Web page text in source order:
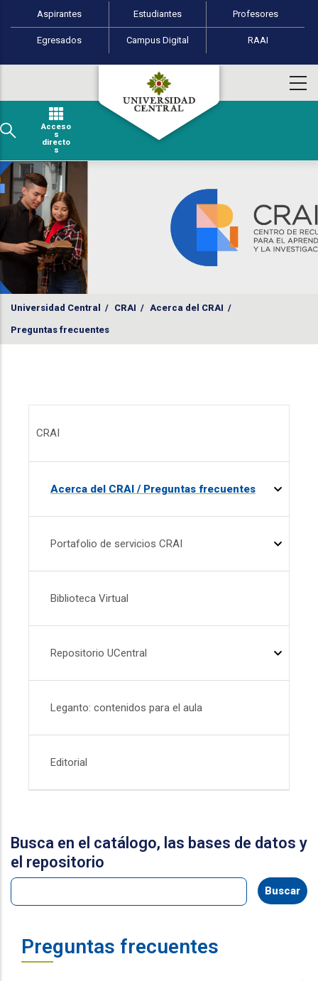
Pasar al contenido principal
Perfiles de usuario
Aspirantes Estudiantes Profesores
Egresados Campus Digital RAAI
Acceso
s
directo
s
Universidad Central / CRAI / Acerca del CRAI /
Preguntas frecuentes
CRAI
Acerca del CRAI / Preguntas frecuentes
Portafolio de servicios CRAI
Biblioteca Virtual
Repositorio UCentral
Leganto: contenidos para el aula
Editorial
Busca en el catálogo, las bases de datos y
el repositorio
Preguntas frecuentes